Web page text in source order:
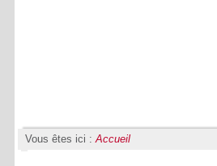
Vous êtes ici :Accueil